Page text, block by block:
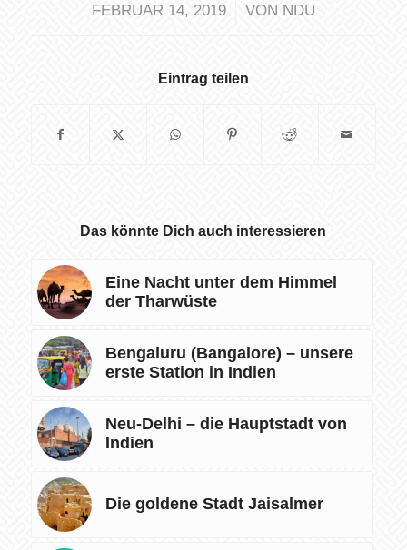
FEBRUAR 14, 2019
/ VON NDU
Eintrag teilen
Das könnte Dich auch interessieren
Eine Nacht unter dem Himmel
der Tharwüste
Bengaluru (Bangalore) – unsere
erste Station in Indien
Neu-Delhi – die Hauptstadt von
Indien
Die goldene Stadt Jaisalmer